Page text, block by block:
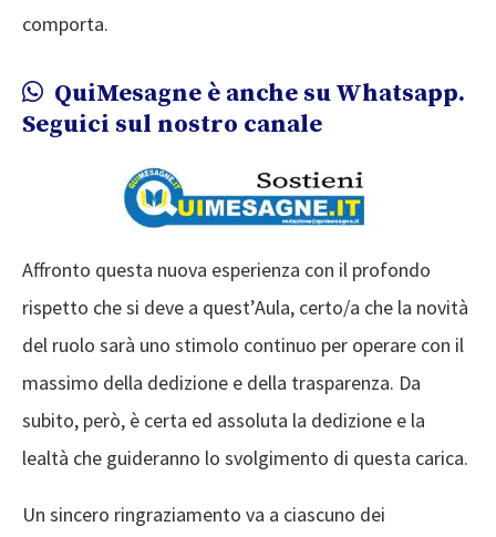
comporta.
QuiMesagne è anche su Whatsapp.
Seguici sul nostro canale
Affronto questa nuova esperienza con il profondo
rispetto che si deve a quest’Aula, certo/a che la novità
del ruolo sarà uno stimolo continuo per operare con il
massimo della dedizione e della trasparenza. Da
subito, però, è certa ed assoluta la dedizione e la
lealtà che guideranno lo svolgimento di questa carica.
Un sincero ringraziamento va a ciascuno dei